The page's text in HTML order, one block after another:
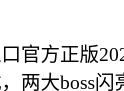
官方正版
两大boss